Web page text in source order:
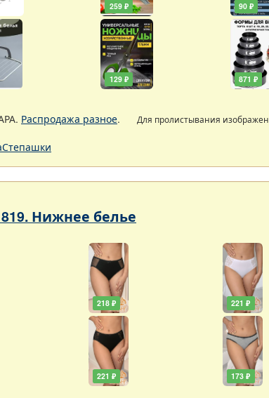
259 ₽
129 ₽
90 ₽
871 ₽
Распродажа разное. Для пролистывания
819. Нижнее белье
218 ₽
221 ₽
221 ₽
173 ₽